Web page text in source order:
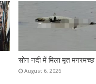
सोन नदी में मिला मृत मगरमच्छ
August 6, 2026